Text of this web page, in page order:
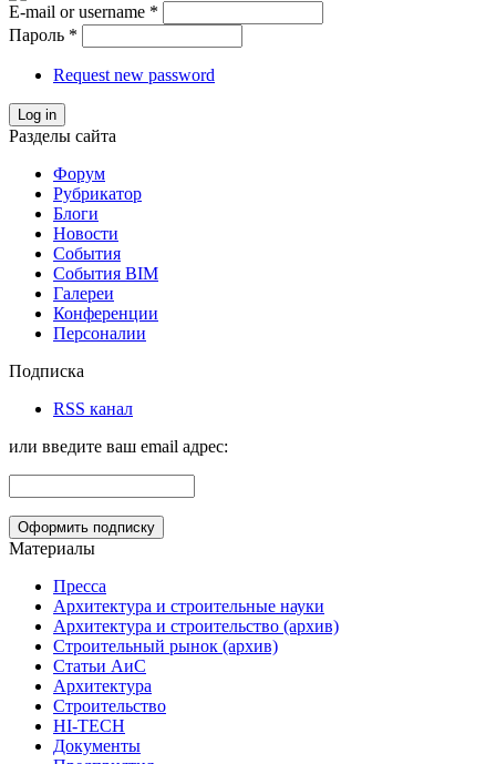
E-mail or username *
Пароль *
Request new password
Log in
Разделы сайта
Форум
Рубрикатор
Блоги
Новости
События
События BIM
Галереи
Конференции
Персоналии
Подписка
RSS канал
или введите ваш email адрес:
Материалы
Пресса
Архитектура и строительные науки
Архитектура и строительство (архив)
Строительный рынок (архив)
Статьи АиС
Архитектура
Строительство
HI-TECH
Документы